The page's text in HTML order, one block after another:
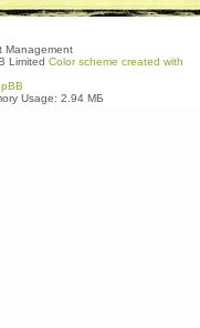
Management
Limited Color scheme created with
Usage: 2.94 МБ